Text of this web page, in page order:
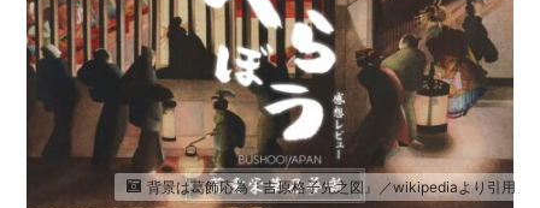
背景は葛飾応為『吉原格子先之図』／wikipediaより引用